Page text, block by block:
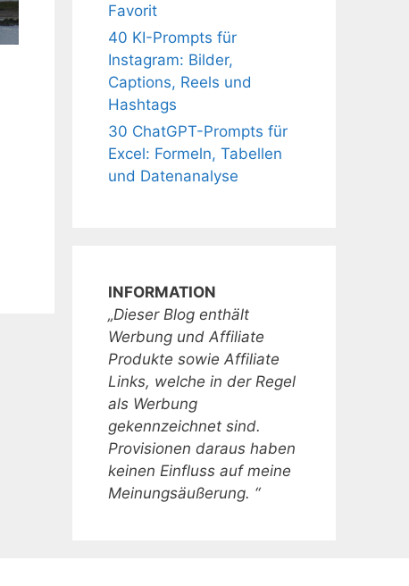
Favorit
40 KI-Prompts für
Instagram: Bilder,
Captions, Reels und
Hashtags
30 ChatGPT-Prompts für
Excel: Formeln, Tabellen
und Datenanalyse
INFORMATION
„Dieser Blog enthält
Werbung und Affiliate
Produkte sowie Affiliate
Links, welche in der Regel
als Werbung
gekennzeichnet sind.
Provisionen daraus haben
keinen Einfluss auf meine
Meinungsäußerung. “